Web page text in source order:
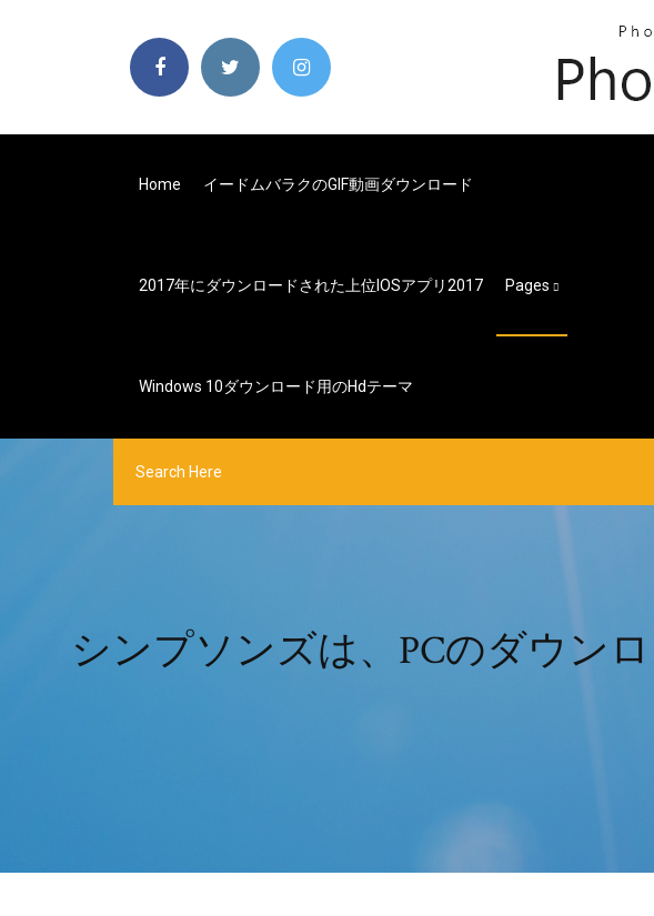
Home イードムバラクのGIF動画ダウンロード
2017年にダウンロードされた上位iOSアプリ2017 Pages
Windows 10ダウンロード用のhdテーマ
シンプソンズは、PCのダウン